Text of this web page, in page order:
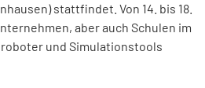
stattfindet. Von 14. bis 18.
aber auch Schulen im
und Simulationstools